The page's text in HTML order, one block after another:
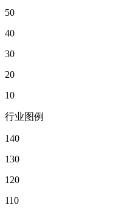
50
40
30
20
10
行业图例
140
130
120
110